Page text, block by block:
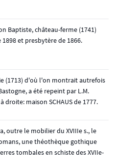
Baptiste, château-ferme (1741)
et presbytère de 1866.
(1713) d'où l'on montrait autrefois
a été repeint par L.M.
maison SCHAUS de 1777.
outre le mobilier du XVIIIe s., le
une théothèque gothique
tombales en schiste des XVIIe-